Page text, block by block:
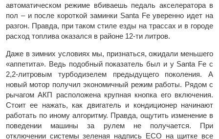
автоматическом режиме вбиваешь педаль акселератора в
пол – и после короткой заминки Santa Fe уверенно идет на
разгон. Правда, при таком стиле езды на трассах и в городе
расход топлива оказался в районе 12-ти литров.
Даже в зимних условиях мы, признаться, ожидали меньшего
«аппетита». Ведь подобный показатель был и у Santa Fe с
2,2-литровым турбодизелем предыдущего поколения. А
новый мотор получил экономичный режим работы. Рядом с
рычагом АКП расположена крупная кнопка его включения.
Стоит ее нажать, как двигатель и кондиционер начинают
работать по иному алгоритму. Правда, ощутить изменение в
поведении машины за рулем не получается. При
отключении системы зеленая надпись ECO на щитке все